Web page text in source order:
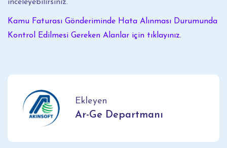
inceleyebilirsiniz.
Kamu Faturası Gönderiminde Hata Alınması Durumunda
Kontrol Edilmesi Gereken Alanlar için tıklayınız.
Ekleyen
Ar-Ge Departmanı